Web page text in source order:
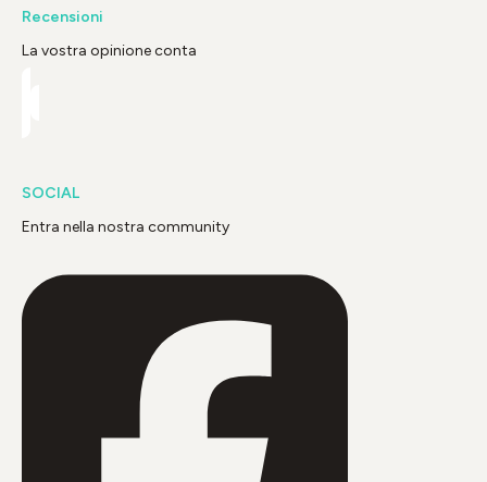
Recensioni
La vostra opinione conta
SOCIAL
Entra nella nostra community